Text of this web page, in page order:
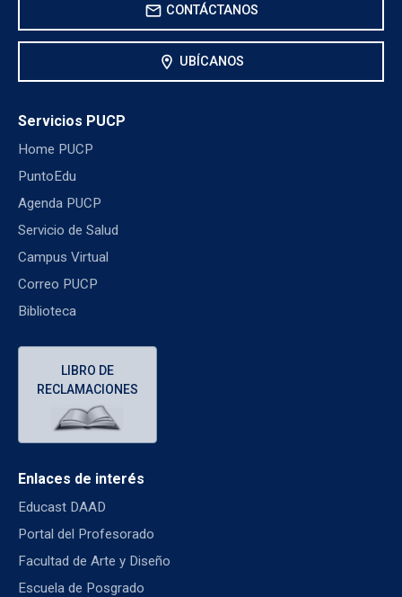
mail CONTÁCTANOS
location_on UBÍCANOS
Servicios PUCP
Home PUCP
PuntoEdu
Agenda PUCP
Servicio de Salud
Campus Virtual
Correo PUCP
Biblioteca
LIBRO DE
RECLAMACIONES
Enlaces de interés
Educast DAAD
Portal del Profesorado
Facultad de Arte y Diseño
Escuela de Posgrado